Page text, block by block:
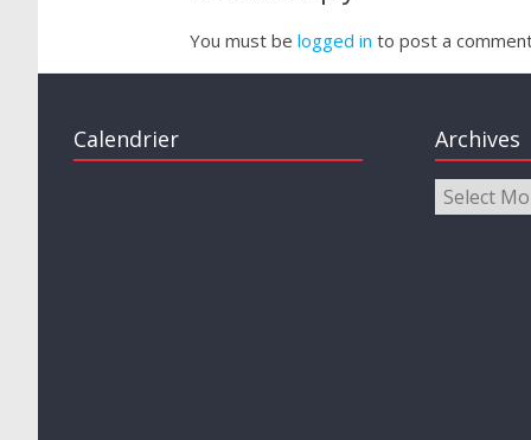
You must be logged in to post a
Calendrier Archives